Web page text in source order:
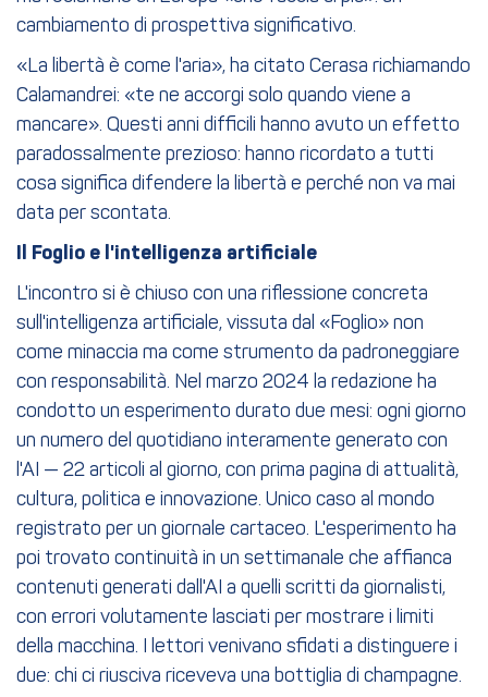
cambiamento di prospettiva significativo.
«La libertà è come l'aria», ha citato Cerasa richiamando
Calamandrei: «te ne accorgi solo quando viene a
mancare». Questi anni difficili hanno avuto un effetto
paradossalmente prezioso: hanno ricordato a tutti
cosa significa difendere la libertà e perché non va mai
data per scontata.
Il Foglio e l'intelligenza artificiale
L'incontro si è chiuso con una riflessione concreta
sull'intelligenza artificiale, vissuta dal «Foglio» non
come minaccia ma come strumento da padroneggiare
con responsabilità. Nel marzo 2024 la redazione ha
condotto un esperimento durato due mesi: ogni giorno
un numero del quotidiano interamente generato con
l'AI — 22 articoli al giorno, con prima pagina di attualità,
cultura, politica e innovazione. Unico caso al mondo
registrato per un giornale cartaceo. L'esperimento ha
poi trovato continuità in un settimanale che affianca
contenuti generati dall'AI a quelli scritti da giornalisti,
con errori volutamente lasciati per mostrare i limiti
della macchina. I lettori venivano sfidati a distinguere i
due: chi ci riusciva riceveva una bottiglia di champagne.